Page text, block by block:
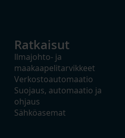
Ratkaisut
Ilmajohto- ja
maakaapelitarvikkeet
Verkostoautomaatio
Suojaus, automaatio ja
ohjaus
Sähköasemat